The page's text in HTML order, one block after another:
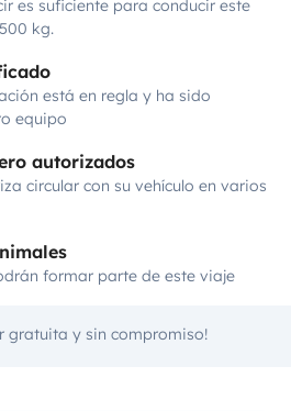
es suficiente para conducir este
kg.
está en regla y ha sido
equipo
autorizados
circular con su vehículo en varios
formar parte de este viaje
gratuita y sin compromiso!